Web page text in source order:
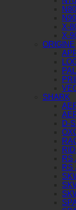
X-
X-
ORIGINE
SHARK
D-
RS
RS